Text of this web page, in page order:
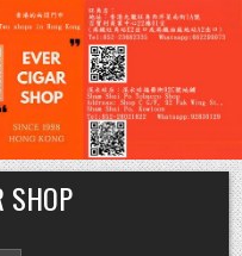
SHOP